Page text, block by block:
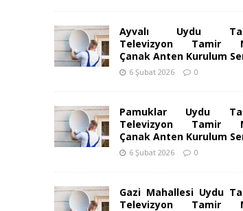
Ayvalı Uydu
Televizyon Tamir
Çanak Anten Kurulum
6 Şubat 2026 0
Pamuklar Uydu
Televizyon Tamir
Çanak Anten Kurulum
6 Şubat 2026 0
Gazi Mahallesi Uydu
Televizyon Tamir